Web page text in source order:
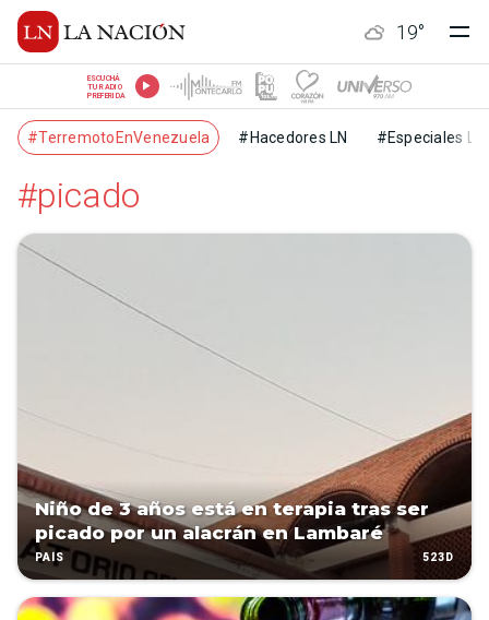
19°
ESCUCHÁ
TU RADIO
PREFERIDA
#TerremotoEnVenezuela #Hacedores LN #Especiales LN
#picado
Niño de 3 años está en terapia tras ser
picado por un alacrán en Lambaré
PAÍS 523D